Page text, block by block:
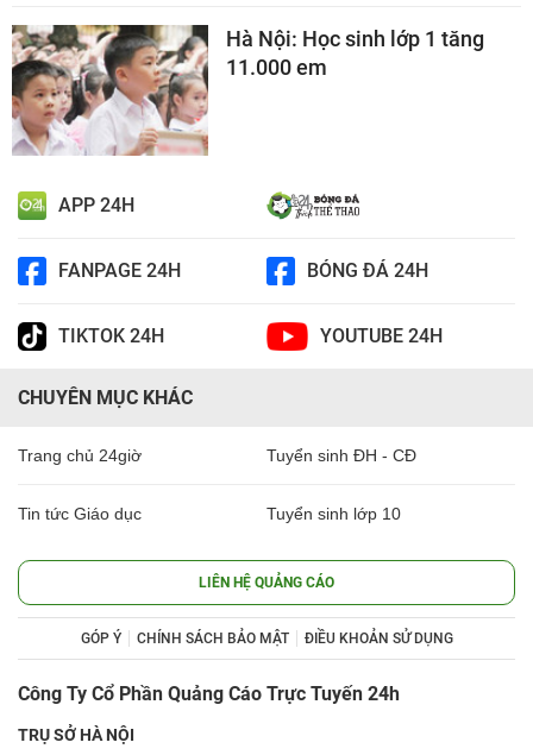
Hà Nội: Học sinh lớp 1 tăng
11.000 em
APP 24H
FANPAGE 24H BÓNG ĐÁ 24H
TIKTOK 24H YOUTUBE 24H
CHUYÊN MỤC KHÁC
Trang chủ 24giờ Tuyển sinh ĐH - CĐ
Tin tức Giáo dục Tuyển sinh lớp 10
LIÊN HỆ QUẢNG CÁO
GÓP Ý CHÍNH SÁCH BẢO MẬT ĐIỀU KHOẢN SỬ DỤNG
Công Ty Cổ Phần Quảng Cáo Trực Tuyến 24h
TRỤ SỞ HÀ NỘI